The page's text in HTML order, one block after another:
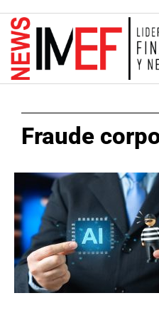
Fraude